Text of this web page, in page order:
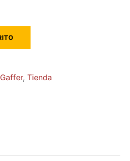
, Tienda